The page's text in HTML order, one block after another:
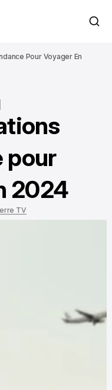
Pour Voyager En
pour
2024
TV